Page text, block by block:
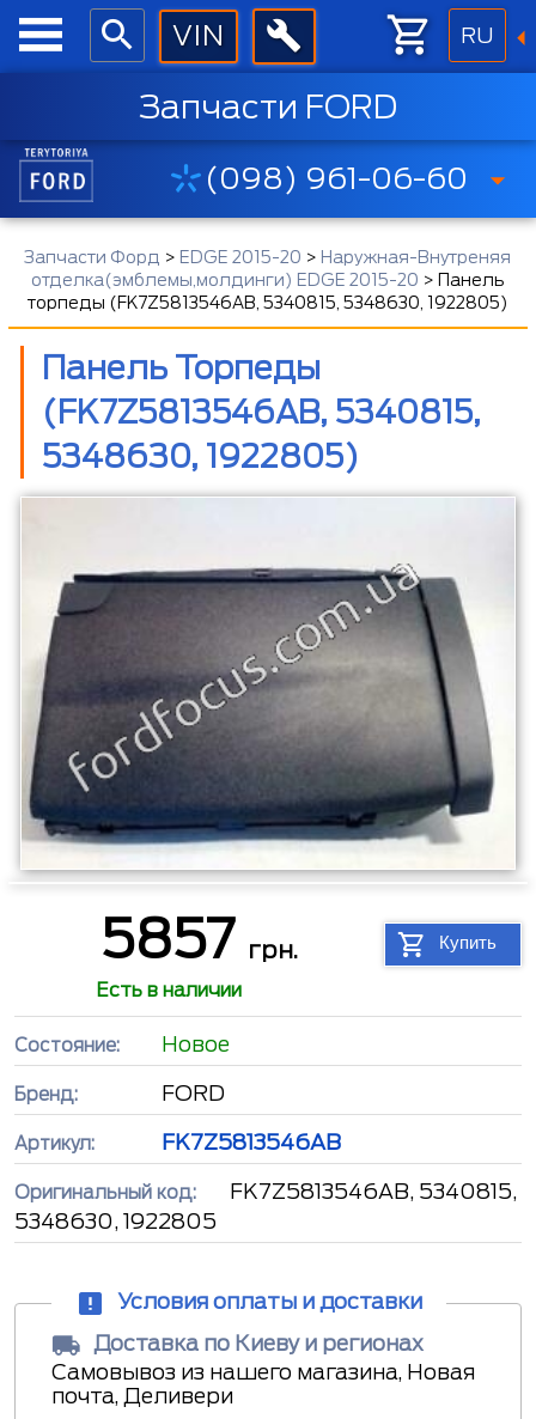
RU
Запчасти FORD
(098) 961-06-60
Запчасти Форд > EDGE 2015-20 > Наружная-Внутреняя
отделка(эмблемы,молдинги) EDGE 2015-20 > Панель
торпеды (FK7Z5813546AB, 5340815, 5348630, 1922805)
Панель Торпеды
(FK7Z5813546AB, 5340815,
5348630, 1922805)
5857 грн. Купить
Есть в наличии
Состояние: Новое
Бренд: FORD
Артикул: FK7Z5813546AB
Оригинальный код:
FK7Z5813546AB, 5340815,
5348630, 1922805
Условия оплаты и доставки
Доставка по Киеву и регионах
Самовывоз из нашего магазина, Новая
почта, Деливери